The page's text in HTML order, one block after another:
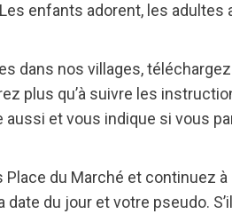
enfants adorent, les
dans nos villages, téléchargez
plus qu’à suivre les
aussi et vous indique si vous
Place du Marché et continuez
date du jour et votre pseudo.